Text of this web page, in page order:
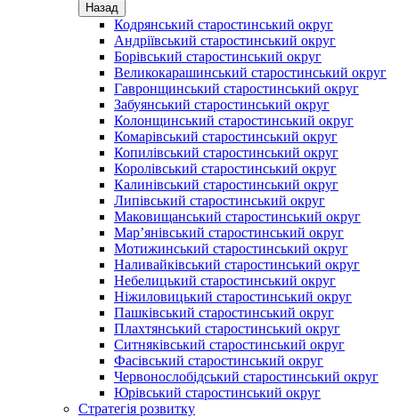
Назад
Кодрянський старостинський округ
Андріївський старостинський округ
Борівський старостинський округ
Великокарашинський старостинський округ
Гавронщинський старостинський округ
Забуянський старостинський округ
Колонщинський старостинський округ
Комарівський старостинський округ
Копилівський старостинський округ
Королівський старостинський округ
Калинівський старостинський округ
Липівський старостинський округ
Маковищанський старостинський округ
Мар’янівський старостинський округ
Мотижинський старостинський округ
Наливайківський старостинський округ
Небелицький старостинський округ
Ніжиловицький старостинський округ
Пашківський старостинський округ
Плахтянський старостинський округ
Ситняківський старостинський округ
Фасівський старостинський округ
Червонослобідський старостинський округ
Юрівський старостинський округ
Стратегія розвитку